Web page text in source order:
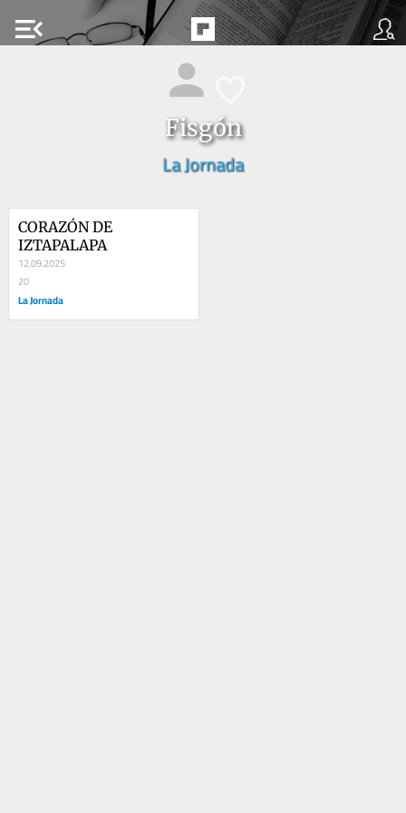
menu_open
Fisgón
La Jornada
CORAZÓN DE
IZTAPALAPA
12.09.2025
20
La Jornada